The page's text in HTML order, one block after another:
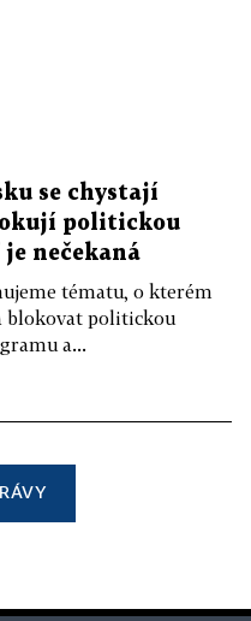
se chystají
politickou
nečekaná
tématu, o kterém
blokovat politickou
a...